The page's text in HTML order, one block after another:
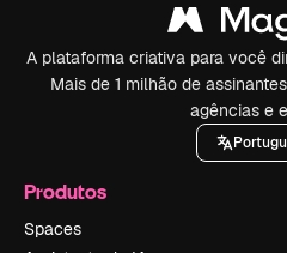
A plataforma criativa para você
Mais de 1 milhão de
agências e
Produtos
Spaces